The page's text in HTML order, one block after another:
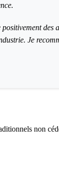
Je
non